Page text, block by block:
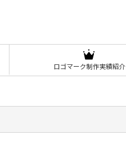
ロゴマーク制作実績紹介